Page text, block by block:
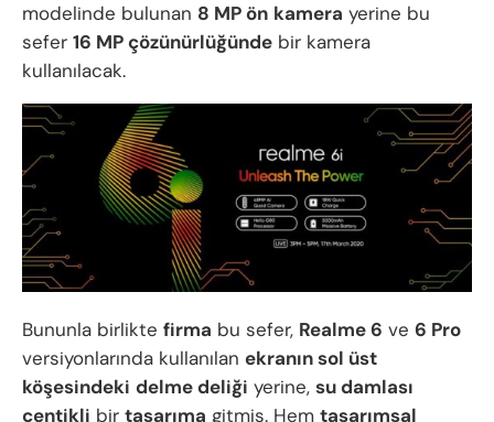
modelinde bulunan 8 MP ön kamera yerine bu
sefer 16 MP çözünürlüğünde bir kamera
kullanılacak.
Bununla birlikte firma bu sefer, Realme 6 ve 6 Pro
versiyonlarında kullanılan ekranın sol üst
köşesindeki delme deliği yerine, su damlası
çentikli bir tasarıma gitmiş. Hem tasarımsal